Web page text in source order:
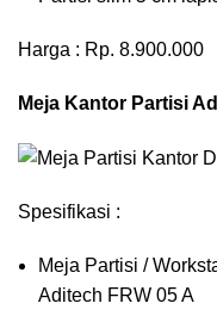
Harga : Rp. 8.900.000
Meja Kantor Partisi
Spesifikasi :
Meja Partisi /
Aditech FRW 05 A